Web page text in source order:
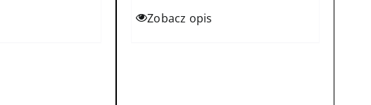
Zobacz opis